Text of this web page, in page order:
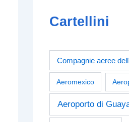
Cartellini
Compagnie aeree
Aeromexico
Aeroporto di